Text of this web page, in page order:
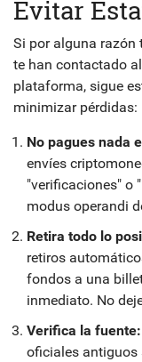
Evitar
Si por alguna razón
te han contactado
plataforma, sigue
minimizar pérdidas:
No pagues nada
envíes
"verificaciones" o
modus operandi
Retira todo lo
retiros
fondos a una
inmediato. No
Verifica la fuente:
oficiales antiguos